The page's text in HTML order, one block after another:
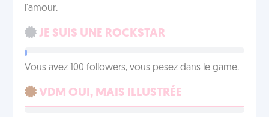
l'amour.
JE SUIS UNE ROCKSTAR
Vous avez 100 followers, vous pesez dans le game.
VDM OUI, MAIS ILLUSTRÉE